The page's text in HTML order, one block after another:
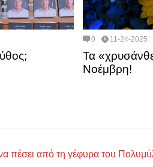
0 11-24-2025
Τα
Νοέμβρη!
πέσει από τη γέφυρα του